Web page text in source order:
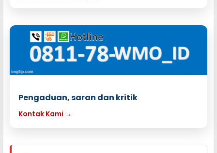
Pengaduan, saran dan kritik
Kontak Kami →